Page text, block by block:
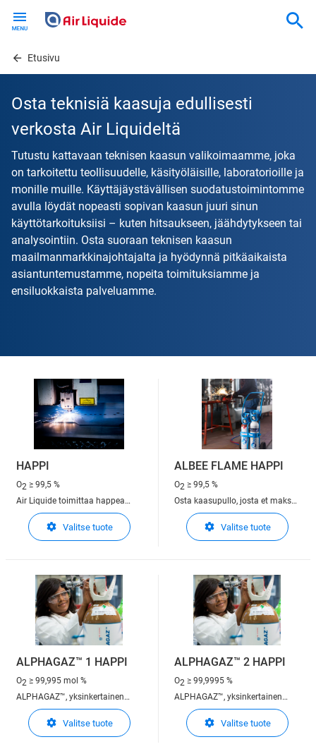
contentEtusivu
Osta teknisiä kaasuja edullisesti
verkosta Air Liquideltä
Tutustu kattavaan teknisen kaasun valikoimaamme, joka
on tarkoitettu teollisuudelle, käsityöläisille, laboratorioille ja
monille muille. Käyttäjäystävällisen suodatustoimintomme
avulla löydät nopeasti sopivan kaasun juuri sinun
käyttötarkoituksiisi – kuten hitsaukseen, jäähdytykseen tai
analysointiin. Osta suoraan teknisen kaasun
maailmanmarkkinajohtajalta ja hyödynnä pitkäaikaista
asiantuntemustamme, nopeita toimituksiamme ja
ensiluokkaista palveluamme.
HAPPI
O2 ≥ 99,5 %
Air Liquide toimittaa happea
kaikkialla Euroopassa
toimitustavoilla, jotka sopivat
asiakkaidemme tarpeisiin:
Valitse tuote
ALBEE FLAME HAPPI
O2 ≥ 99,5 %
Osta kaasupullo, josta et maksa
vuokraa. ALbee Oxygen
päivittäiseen tarpeeseen esim
lämmittämiseen, hitsaamiseen
Valitse tuote
ALPHAGAZ™ 1 HAPPI
O2 ≥ 99,995 mol %
ALPHAGAZ™, yksinkertainen
ratkaisu analyyttisen
suorituskyvyn parantamiseen
ALPHAGAZ™ 1, sitoutuminen
Valitse tuote
ALPHAGAZ™ 2 HAPPI
O2 ≥ 99,9995 %
ALPHAGAZ™, yksinkertainen
ratkaisu analyyttisen
suorituskyvyn parantamiseen
ALPHAGAZ™ 2, sitoutuminen
Valitse tuote